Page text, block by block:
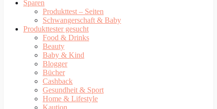
Sparen
Produkttest – Seiten
Schwangerschaft & Baby
Produkttester gesucht
Food & Drinks
Beauty
Baby & Kind
Blogger
Bücher
Cashback
Gesundheit & Sport
Home & Lifestyle
Kaution